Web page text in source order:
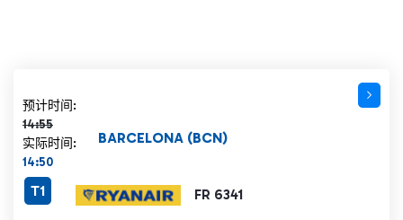
预计时间:
14:55
计划时间 14:55 删除线
实际时间:
14:50
FR 6341
BARCELONA (BCN)
T1